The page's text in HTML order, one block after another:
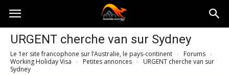
Australia-
australie.com
URGENT cherche van sur Sydney
Le 1er site francophone sur l’Australie, le pays-continent › Forums ›
Working Holiday Visa › Petites annonces ›
URGENT cherche van sur
Sydney